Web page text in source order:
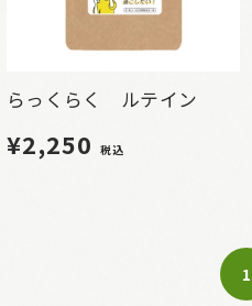
らっくらく ルテイン
¥2,250 税込
1